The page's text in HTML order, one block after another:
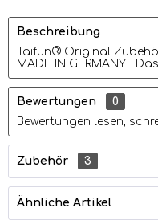
Beschreibung
Taifun® Original
MADE IN GERMANY
Bewertungen
0
Bewertungen lesen,
Zubehör 3
Ähnliche Artikel